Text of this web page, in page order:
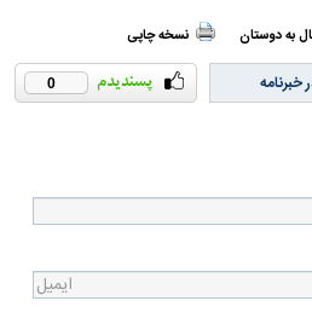
به دوستان نسخه چاپی
0